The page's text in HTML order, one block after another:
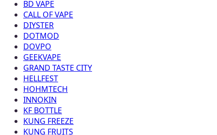
BD VAPE
CALL OF VAPE
DIYSTER
DOTMOD
DOVPO
GEEKVAPE
GRAND TASTE CITY
HELLFEST
HOHMTECH
INNOKIN
KF BOTTLE
KUNG FREEZE
KUNG FRUITS